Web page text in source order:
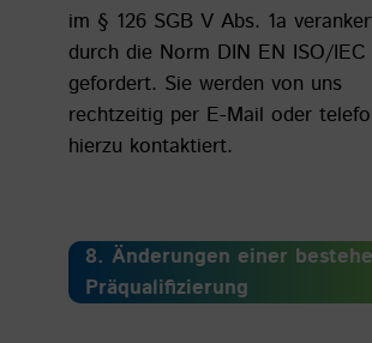
im § 126 SGB V Abs. 1a
durch die Norm DIN EN ISO/IEC
gefordert. Sie werden von uns
rechtzeitig per E-Mail oder
hierzu kontaktiert.
8. Änderungen einer
Präqualifizierung